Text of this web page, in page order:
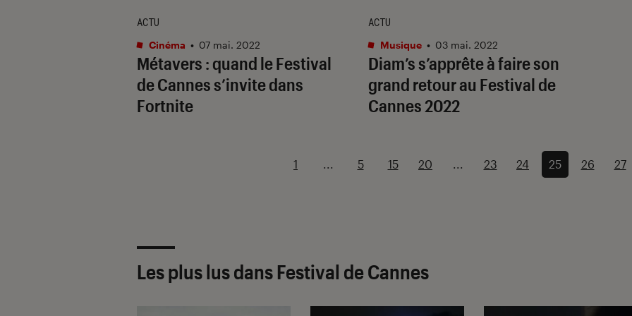
Métavers : quand le Festival
de Cannes s’invite dans
Fortnite
ACTU
Cinéma • 07 mai. 2022
Diam’s s’apprête à faire son
grand retour au Festival de
Cannes 2022
ACTU
Musique • 03 mai. 2022
1 ... 5 15 20 ... 23 24 25 26 27
Les plus lus dans Festival de Cannes